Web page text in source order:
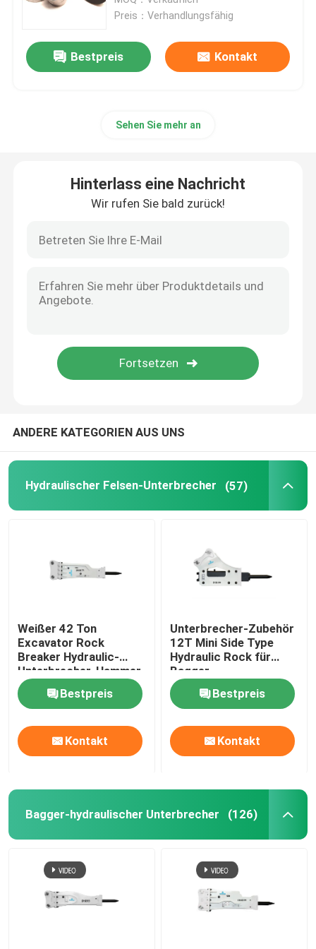
Hydraulischer Unterbrecher-Meißel
Hydraulischer Unterbrecher-Zylinder
Hydraulische Unterbrecher-Teile
Konkreter Pulverizer
Hydraulischer Pulverizer
Benutzter Bagger Machine
Preis：Verhandlungsfähig
Bestpreis Kontakt
Sehen Sie mehr an
Hinterlass eine Nachricht
Wir rufen Sie bald zurück!
ANDERE KATEGORIEN AUS UNS
Hydraulischer Felsen-Unterbrecher (57)
Weißer 42 Ton
Excavator Rock
Breaker Hydraulic-
Unterbrecher-Hammer
der Tonnen-52
Bestpreis
Kontakt
Unterbrecher-Zubehör
12T Mini Side Type
Hydraulic Rock für
Bagger
Bestpreis
Kontakt
Bagger-hydraulischer Unterbrecher (126)